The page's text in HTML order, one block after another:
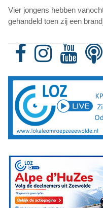
Vier jongens hebben
gehandeld toen zij een